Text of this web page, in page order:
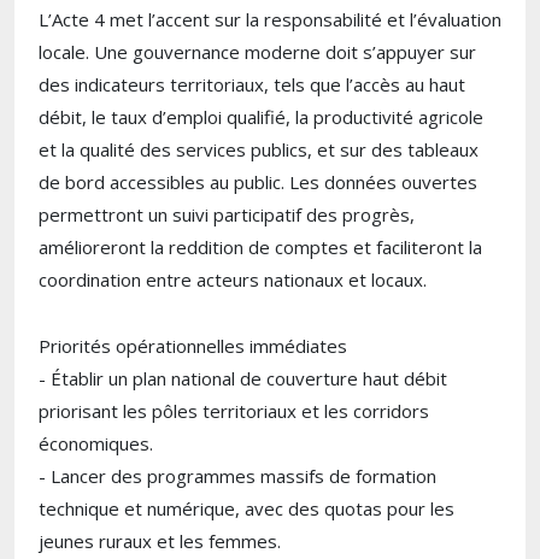
L’Acte 4 met l’accent sur la responsabilité et l’évaluation
locale. Une gouvernance moderne doit s’appuyer sur
des indicateurs territoriaux, tels que l’accès au haut
débit, le taux d’emploi qualifié, la productivité agricole
et la qualité des services publics, et sur des tableaux
de bord accessibles au public. Les données ouvertes
permettront un suivi participatif des progrès,
amélioreront la reddition de comptes et faciliteront la
coordination entre acteurs nationaux et locaux.
Priorités opérationnelles immédiates
- Établir un plan national de couverture haut débit
priorisant les pôles territoriaux et les corridors
économiques.
- Lancer des programmes massifs de formation
technique et numérique, avec des quotas pour les
jeunes ruraux et les femmes.